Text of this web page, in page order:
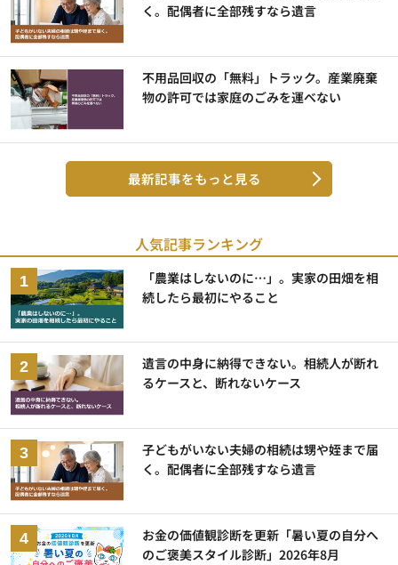
く。配偶者に全部残すなら遺言
不用品回収の「無料」トラック。産業廃棄
物の許可では家庭のごみを運べない
最新記事をもっと見る
人気記事ランキング
「農業はしないのに…」。実家の田畑を相
続したら最初にやること
遺言の中身に納得できない。相続人が断れ
るケースと、断れないケース
子どもがいない夫婦の相続は甥や姪まで届
く。配偶者に全部残すなら遺言
お金の価値観診断を更新「暑い夏の自分へ
のご褒美スタイル診断」2026年8月